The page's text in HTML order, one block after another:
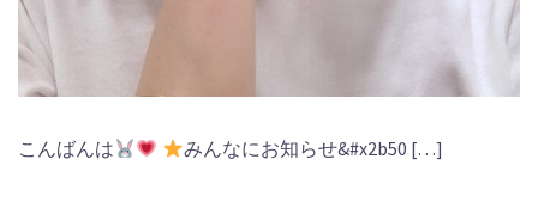
こんばんは みんなにお知らせ&#x2b50 […]